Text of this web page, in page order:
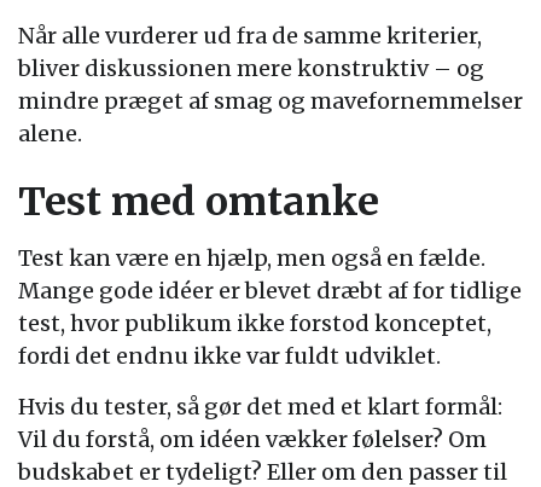
Når alle vurderer ud fra de samme kriterier,
bliver diskussionen mere konstruktiv – og
mindre præget af smag og mavefornemmelser
alene.
Test med omtanke
Test kan være en hjælp, men også en fælde.
Mange gode idéer er blevet dræbt af for tidlige
test, hvor publikum ikke forstod konceptet,
fordi det endnu ikke var fuldt udviklet.
Hvis du tester, så gør det med et klart formål:
Vil du forstå, om idéen vækker følelser? Om
budskabet er tydeligt? Eller om den passer til